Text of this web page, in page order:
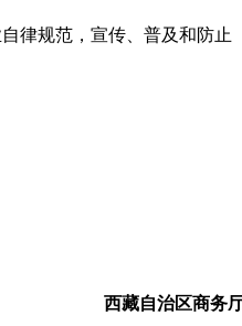
律规范，宣传、普及和防止
西藏自治区商务